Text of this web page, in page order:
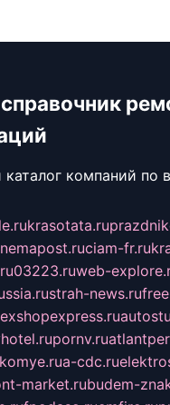
компаний по
krasotata.ru
ciam-fr.ru
03223.ruweb-
strah-news.ru
pornv.ru
a-cdc.ru
market.rubudem-